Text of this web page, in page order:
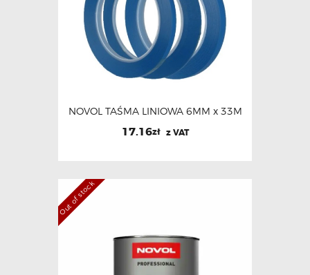
NOVOL TAŚMA LINIOWA 6MM x 33M
17.16zł z VAT
Out of stock